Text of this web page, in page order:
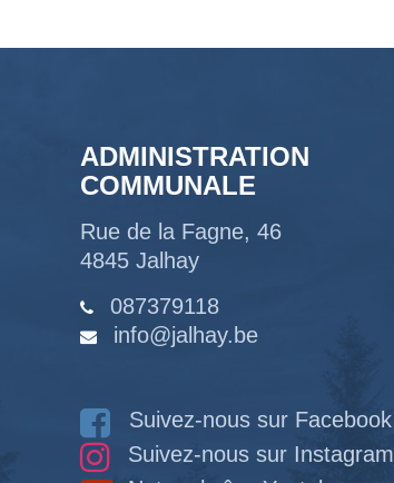
ADMINISTRATION
COMMUNALE
Rue de la Fagne, 46
4845 Jalhay
087379118
info@jalhay.be
Suivez-nous sur Facebook
Suivez-nous sur Instagram